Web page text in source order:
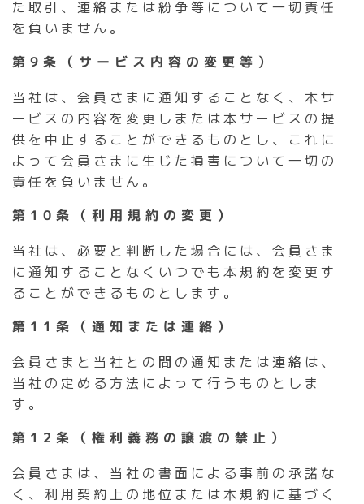
た取引、連絡または紛争等について一切責任
を負いません。
第9条（サービス内容の変更等）
当社は、会員さまに通知することなく、本サ
ービスの内容を変更しまたは本サービスの提
供を中止することができるものとし、これに
よって会員さまに生じた損害について一切の
責任を負いません。
第10条（利用規約の変更）
当社は、必要と判断した場合には、会員さま
に通知することなくいつでも本規約を変更す
ることができるものとします。
第11条（通知または連絡）
会員さまと当社との間の通知または連絡は、
当社の定める方法によって行うものとしま
す。
第12条（権利義務の譲渡の禁止）
会員さまは、当社の書面による事前の承諾な
く、利用契約上の地位または本規約に基づく